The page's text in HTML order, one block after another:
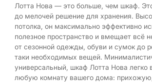
Лотта Нова — это больше, чем шкаф.
до мелочей решение для хранения.
потолка, он максимально эффективно
полезное пространство и вмещает всё
от сезонной одежды, обуви и сумок до
таки необходимых вещей.
универсальный, шкаф Лотта Нова легко
любую комнату вашего дома: прихожую,